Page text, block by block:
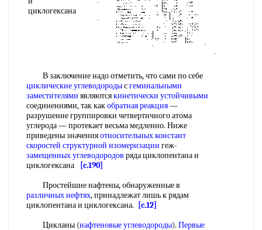
циклогексана
В заключение надо отметить, что сами по себе
циклические углеводородысгеминальными
заместителями являютсякинетически устойчивыми
соединениями, так какобратная реакция—
разрушение группировки четвертичного атома
углерода — протекает весьма медленно. Ниже
приведены значенияотносительных констант
скоростей структурной изомеризации геж-
замещенных углеводородов ряда циклопентана и
циклогексана
[c.190]
Простейшие нафтены, обнаруженные в
различных нефтях, принадлежат лишь к рядам
циклопентана и циклогексана.
[c.12]
Цикланы (нафтеновые углеводороды). Первые